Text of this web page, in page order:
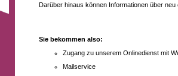
Darüber hinaus können Informationen über
Sie bekommen also:
Zugang zu unserem Onlinedienst mit
Mailservice